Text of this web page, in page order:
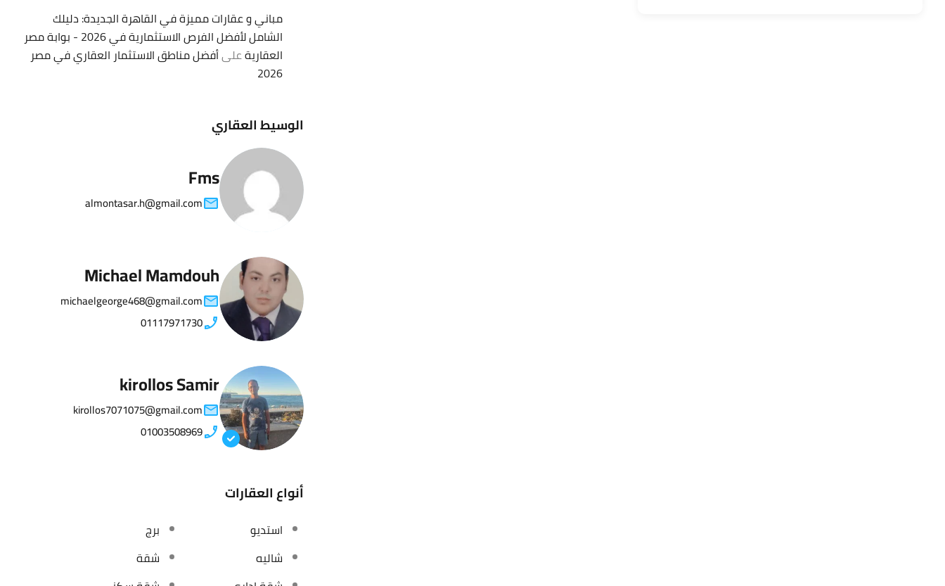
مباني و عقارات مميزة في القاهرة الجديدة: دليلك
الشامل لأفضل الفرص الاستثمارية في 2026 - بوابة مصر
العقاريةعلىأفضل مناطق الاستثمار العقاري في مصر
2026
الوسيط العقاري
Fms
almontasar.h@gmail.com
Michael Mamdouh
michaelgeorge468@gmail.com
01117971730
kirollos Samir
kirollos7071075@gmail.com
01003508969
أنواع العقارات
استديو
برج
شاليه
شقة